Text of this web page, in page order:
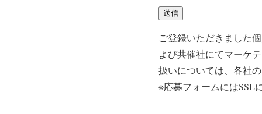
ご登録いただきました
よび共催社にてマーケ
扱いについては、各社
※応募フォームにはSSL